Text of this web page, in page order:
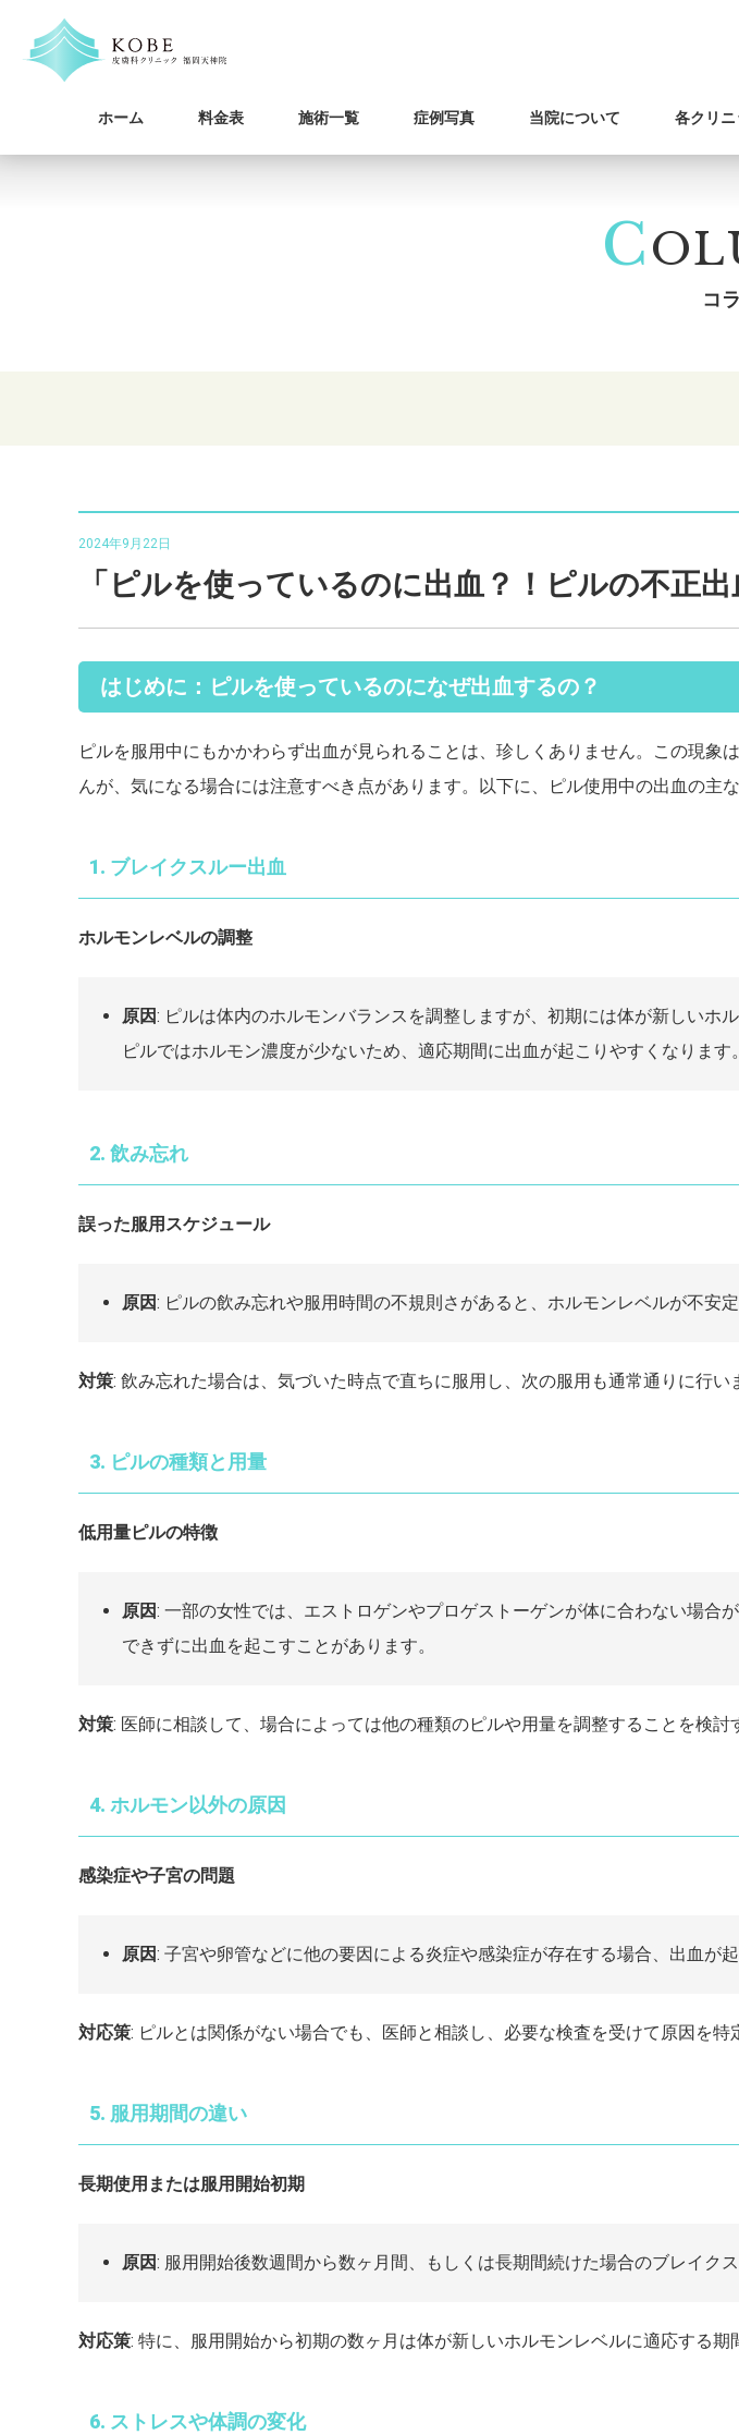
ホーム 料金表 施術一覧 症例写真 当院について 各クリ
C
コ
2024年9月22日
「ピルを使っているのに出血？！ピルの不正出
はじめに：ピルを使っているのになぜ出血するの？
ピルを服用中にもかかわらず出血が見られることは、珍しくありません。この現
んが、気になる場合には注意すべき点があります。以下に、ピル使用中の出血の主
1. ブレイクスルー出血
ホルモンレベルの調整
原因: ピルは体内のホルモンバランスを調整しますが、初期には体が新しい
ピルではホルモン濃度が少ないため、適応期間に出血が起こりやすくなります。
2. 飲み忘れ
誤った服用スケジュール
原因: ピルの飲み忘れや服用時間の不規則さがあると、ホルモンレベルが不安
対策: 飲み忘れた場合は、気づいた時点で直ちに服用し、次の服用も通常通りに行い
3. ピルの種類と用量
低用量ピルの特徴
原因: 一部の女性では、エストロゲンやプロゲストーゲンが体に合わない場
できずに出血を起こすことがあります。
対策: 医師に相談して、場合によっては他の種類のピルや用量を調整することを検討
4. ホルモン以外の原因
感染症や子宮の問題
原因: 子宮や卵管などに他の要因による炎症や感染症が存在する場合、出血が起
対応策: ピルとは関係がない場合でも、医師と相談し、必要な検査を受けて原因を特
5. 服用期間の違い
長期使用または服用開始初期
原因: 服用開始後数週間から数ヶ月間、もしくは長期間続けた場合のブレイク
対応策: 特に、服用開始から初期の数ヶ月は体が新しいホルモンレベルに適応する
6. ストレスや体調の変化